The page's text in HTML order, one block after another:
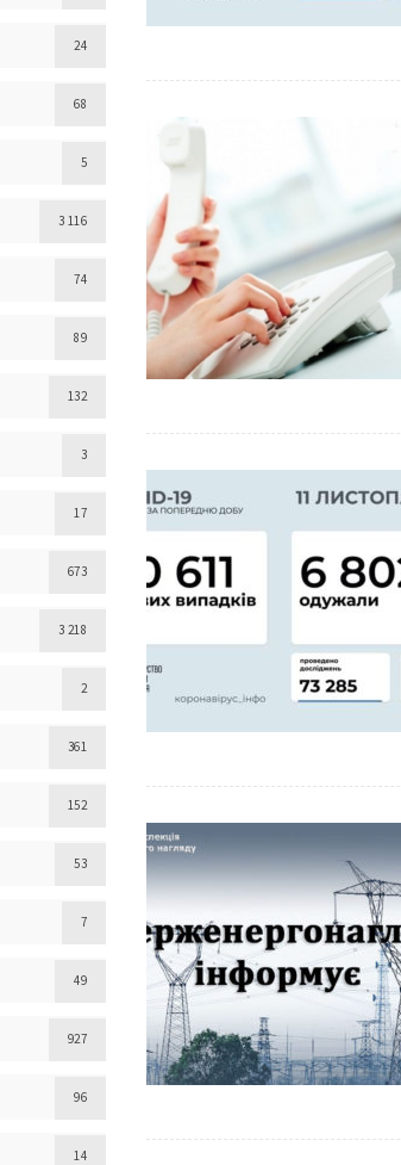
24
68
5
3 116
74
89
132
3
17
673
3 218
2
361
152
53
7
49
927
96
14